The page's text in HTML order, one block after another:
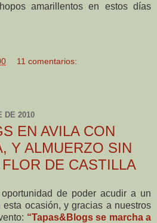
amarillentos en estos días
11 comentarios:
DE 2010
EN AVILA CON
Y ALMUERZO SIN
DE CASTILLA
de poder acudir a un
ocasión, y gracias a nuestros
“Tapas&Blogs se marcha a